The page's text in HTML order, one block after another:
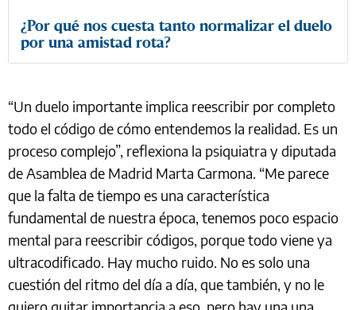
¿Por qué nos cuesta tanto normalizar el duelo
por una amistad rota?
“Un duelo importante implica reescribir por completo
todo el código de cómo entendemos la realidad. Es un
proceso complejo”, reflexiona la psiquiatra y diputada
de Asamblea de Madrid Marta Carmona. “Me parece
que la falta de tiempo es una característica
fundamental de nuestra época, tenemos poco espacio
mental para reescribir códigos, porque todo viene ya
ultracodificado. Hay mucho ruido. No es solo una
cuestión del ritmo del día a día, que también, y no le